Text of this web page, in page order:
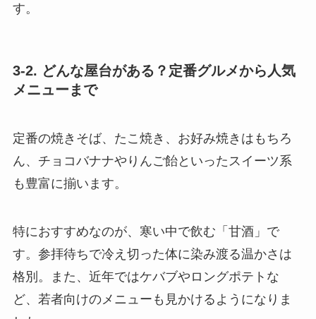
す。
3-2. どんな屋台がある？定番グルメから人気
メニューまで
定番の焼きそば、たこ焼き、お好み焼きはもちろ
ん、チョコバナナやりんご飴といったスイーツ系
も豊富に揃います。
特におすすめなのが、寒い中で飲む「甘酒」で
す。参拝待ちで冷え切った体に染み渡る温かさは
格別。また、近年ではケバブやロングポテトな
ど、若者向けのメニューも見かけるようになりま